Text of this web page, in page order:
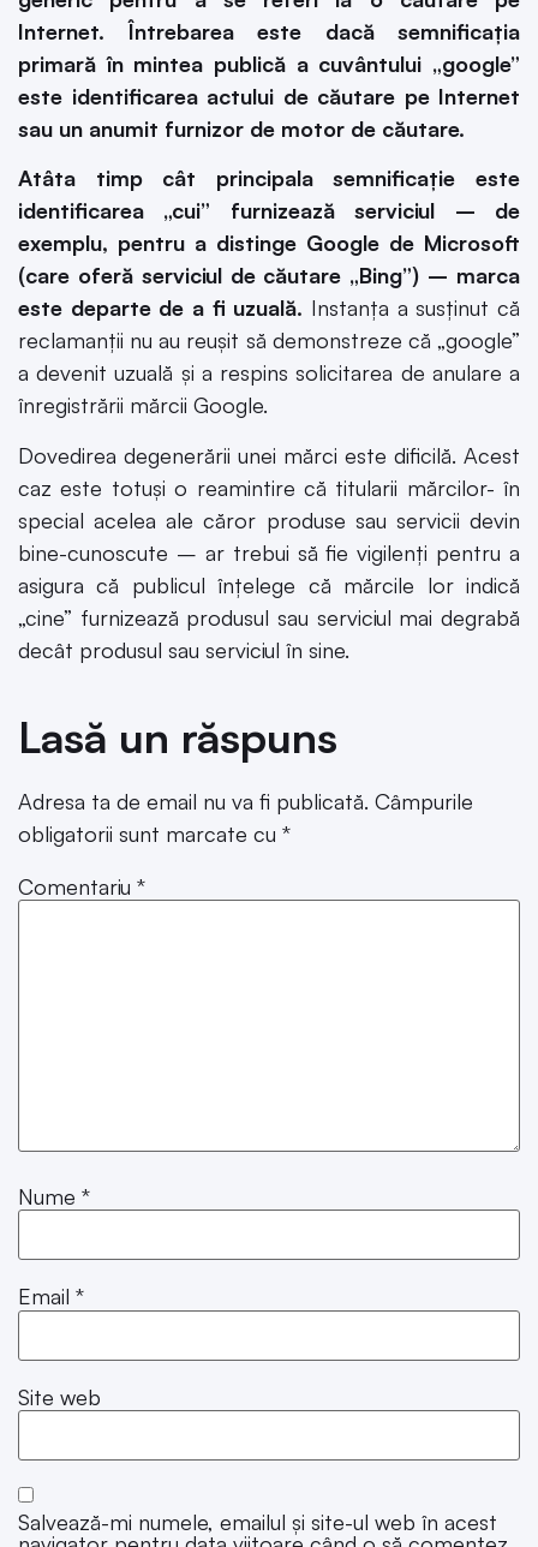
Internet. Întrebarea este dacă semnificația
primară în mintea publică a cuvântului „google”
este identificarea actului de căutare pe Internet
sau un anumit furnizor de motor de căutare.
Atâta timp cât principala semnificație este
identificarea „cui” furnizează serviciul – de
exemplu, pentru a distinge Google de Microsoft
(care oferă serviciul de căutare „Bing”) – marca
este departe de a fi uzuală. Instanța a susținut că
reclamanții nu au reușit să demonstreze că „google”
a devenit uzuală și a respins solicitarea de anulare a
înregistrării mărcii Google.
Dovedirea degenerării unei mărci este dificilă. Acest
caz este totuși o reamintire că titularii mărcilor- în
special acelea ale căror produse sau servicii devin
bine-cunoscute – ar trebui să fie vigilenți pentru a
asigura că publicul înțelege că mărcile lor indică
„cine” furnizează produsul sau serviciul mai degrabă
decât produsul sau serviciul în sine.
Lasă un răspuns
Adresa ta de email nu va fi publicată. Câmpurile
obligatorii sunt marcate cu *
Comentariu *
Nume *
Email *
Site web
Salvează-mi numele, emailul și site-ul web în acest